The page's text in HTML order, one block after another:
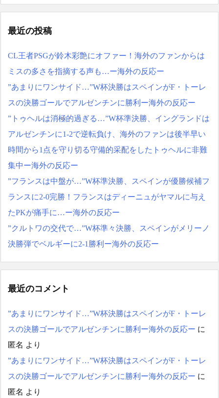
最近の投稿
CL王者PSGが鈴木彩艶にオファー！海外のファンからは
ミスの多さを指摘する声も…ー海外の反応ー
”あまりにワンサイド…”W杯決勝はスペインがF・トーレ
スの決勝ゴールでアルゼンチンに勝利ー海外の反応ー
”トゥヘルは消極的過ぎる…”W杯準決勝、イングランドは
アルゼンチンに1-2で逆転負け、海外のファンは後半早い
時間から1点を守り切る守備的采配をしたトゥヘルに非難
集中ー海外の反応ー
”フランスは中盤が…”W杯準決勝、スペインが優勝候補フ
ランスに2-0完勝！フランスはディーニュがヤマルに与え
たPKが痛手に…ー海外の反応ー
”クルトワの交代で…”W杯準々決勝、スペインがメリーノ
決勝弾でベルギーに2-1勝利ー海外の反応ー
最近のコメント
”あまりにワンサイド…”W杯決勝はスペインがF・トーレ
スの決勝ゴールでアルゼンチンに勝利ー海外の反応ー に
匿名 より
”あまりにワンサイド…”W杯決勝はスペインがF・トーレ
スの決勝ゴールでアルゼンチンに勝利ー海外の反応ー に
匿名 より